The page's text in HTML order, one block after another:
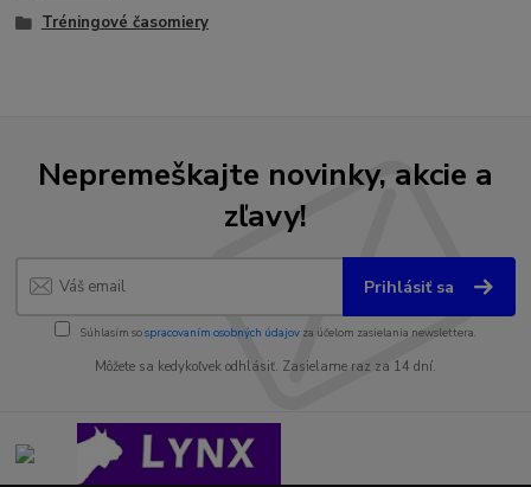
Tréningové časomiery
Nepremeškajte novinky, akcie a
zľavy!
Prihlásiť sa
Súhlasím sospracovaním osobných údajov za účelom zasielania newslettera.
Môžete sa kedykoľvek odhlásiť. Zasielame raz za 14 dní.